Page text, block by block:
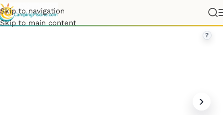
Skip to navigation
Skip to main content
3 chambres, 6 personnes, 2 Salles de Bain, bord de mer
?